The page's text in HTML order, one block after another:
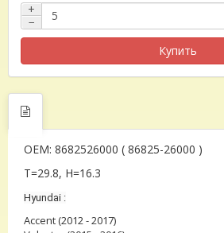
+
−
Купить
OEM: 8682526000 ( 86825-26000 )
T=29.8, H=16.3
Hyundai :
Accent (2012 - 2017)